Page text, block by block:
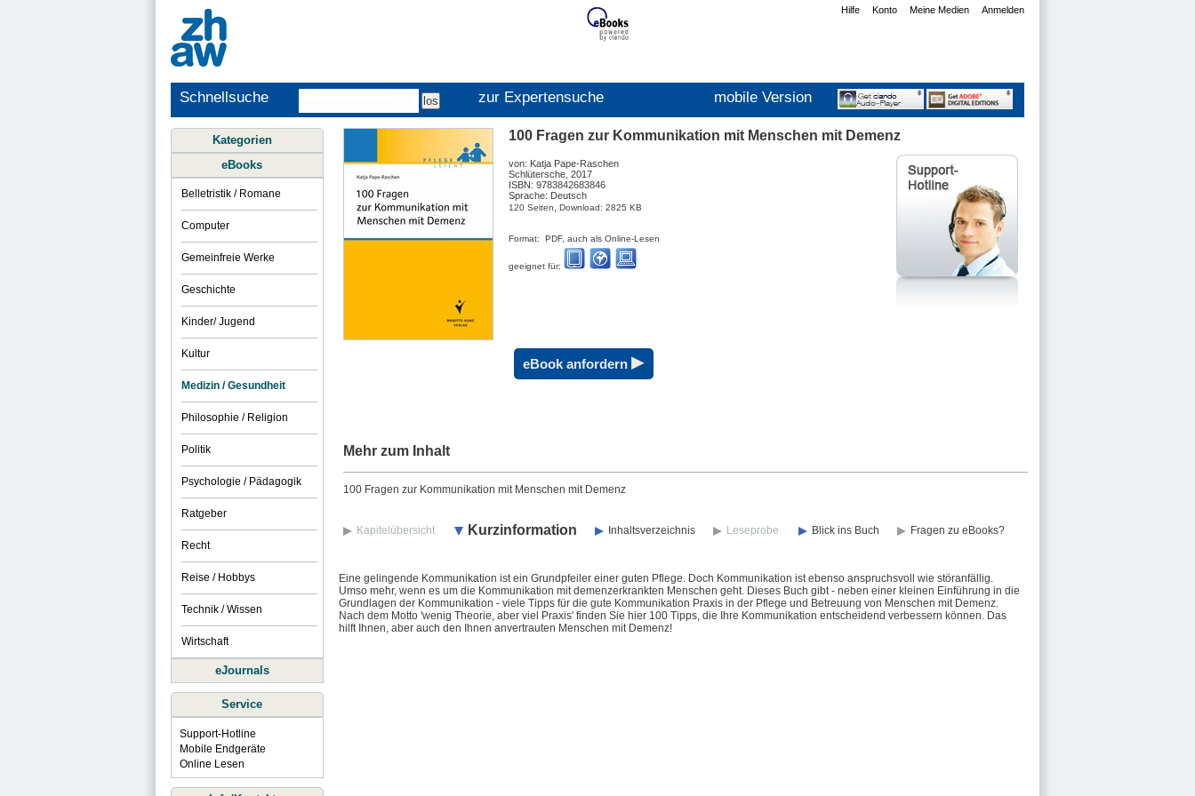
Anmelden
Meine Medien
Konto
Hilfe
Schnellsuche zur Expertensuche mobile Version
100 Fragen zur Kommunikation mit Menschen mit Demenz
von: Katja Pape-Raschen
Schlütersche, 2017
ISBN: 9783842683846
Sprache: Deutsch
120 Seiten, Download: 2825 KB
Format: PDF, auch als Online-Lesen
geeignet für:
eBook anfordern ▸
Mehr zum Inhalt
100 Fragen zur Kommunikation mit Menschen mit Demenz
Kapitelübersicht Kurzinformation Inhaltsverzeichnis Leseprobe Blick ins Buch Fragen zu eBooks?
Eine gelingende Kommunikation ist ein Grundpfeiler einer guten Pflege. Doch Kommunikation ist ebenso anspruchsvoll wie störanfällig.
Umso mehr, wenn es um die Kommunikation mit demenzerkrankten Menschen geht. Dieses Buch gibt - neben einer kleinen Einführung in die
Grundlagen der Kommunikation - viele Tipps für die gute Kommunikation Praxis in der Pflege und Betreuung von Menschen mit Demenz.
Nach dem Motto 'wenig Theorie, aber viel Praxis' finden Sie hier 100 Tipps, die Ihre Kommunikation entscheidend verbessern können. Das
hilft Ihnen, aber auch den Ihnen anvertrauten Menschen mit Demenz!
Kategorien
eBooks
Belletristik / Romane
Computer
Gemeinfreie Werke
Geschichte
Kinder/ Jugend
Kultur
Medizin / Gesundheit
Philosophie / Religion
Politik
Psychologie / Pädagogik
Ratgeber
Recht
Reise / Hobbys
Technik / Wissen
Wirtschaft
eJournals
Service
Support-Hotline
Mobile Endgeräte
Online Lesen